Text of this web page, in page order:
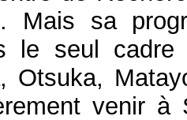
Mais sa
le seul
Otsuka,
venir